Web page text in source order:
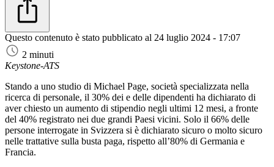
Questo contenuto è stato pubblicato al 24 luglio 2024 - 17:07
2 minuti
Keystone-ATS
Stando a uno studio di Michael Page, società specializzata nella
ricerca di personale, il 30% dei e delle dipendenti ha dichiarato di
aver chiesto un aumento di stipendio negli ultimi 12 mesi, a fronte
del 40% registrato nei due grandi Paesi vicini. Solo il 66% delle
persone interrogate in Svizzera si è dichiarato sicuro o molto sicuro
nelle trattative sulla busta paga, rispetto all’80% di Germania e
Francia.